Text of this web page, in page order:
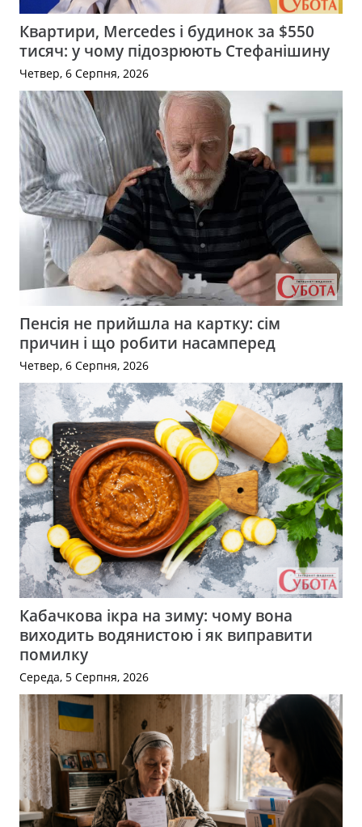
Квартири, Mercedes і будинок за $550
тисяч: у чому підозрюють Стефанішину
Четвер, 6 Серпня, 2026
Пенсія не прийшла на картку: сім
причин і що робити насамперед
Четвер, 6 Серпня, 2026
Кабачкова ікра на зиму: чому вона
виходить водянистою і як виправити
помилку
Середа, 5 Серпня, 2026